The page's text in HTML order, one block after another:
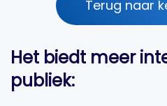
Terug naar
Het biedt meer
publiek: